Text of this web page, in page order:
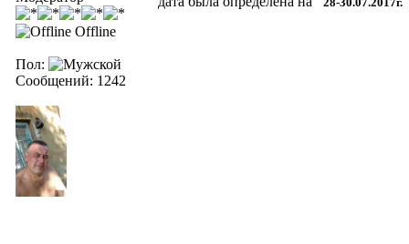
Offline
Пол:
Сообщений: 1242